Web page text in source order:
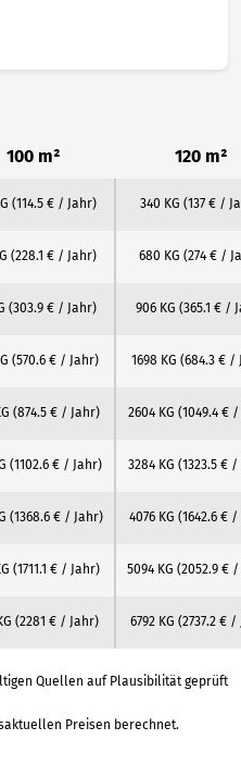
100 m² 120 m²
(114.5 € / Jahr) 340 KG (137 € /
(228.1 € / Jahr) 680 KG (274 € /
(303.9 € / Jahr) 906 KG (365.1 € /
(570.6 € / Jahr) 1698 KG (684.3 € /
(874.5 € / Jahr) 2604 KG (1049.4 €
(1102.6 € / Jahr) 3284 KG (1323.5 € /
(1368.6 € / Jahr) 4076 KG (1642.6 € /
(1711.1 € / Jahr) 5094 KG (2052.9 €
(2281 € / Jahr) 6792 KG (2737.2 € /
Quellen auf Plausibilität geprüft
Preisen berechnet.